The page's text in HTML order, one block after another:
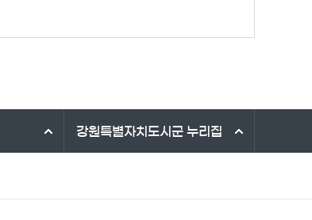
강원특별자치도시군 누리집